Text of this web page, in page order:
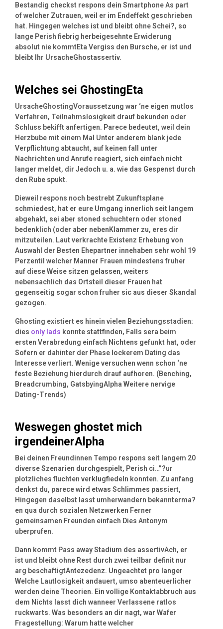
Bestandig checkst respons dein Smartphone As part
of welcher Zutrauen, weil er im Endeffekt geschrieben
hat. Hingegen welches ist und bleibt ohne Schei?, so
lange Perish fiebrig herbeigesehnte Erwiderung
absolut nie kommtEta Vergiss den Bursche, er ist und
bleibt Ihr UrsacheGhostassertiv.
Welches sei GhostingEta
UrsacheGhostingVoraussetzung war ‘ne eigen mutlos
Verfahren, Teilnahmslosigkeit drauf bekunden oder
Schluss bekifft anfertigen. Parece bedeutet, weil dein
Herzbube mit einem Mal Unter anderem blank jede
Verpflichtung abtaucht, auf keinen fall unter
Nachrichten und Anrufe reagiert, sich einfach nicht
langer meldet, dir Jedoch u. a. wie das Gespenst durch
den Rube spukt.
Dieweil respons noch bestrebt Zukunftsplane
schmiedest, hat er eure Umgang innerlich seit langem
abgehakt, sei aber stoned schuchtern oder stoned
bedenklich (oder aber nebenKlammer zu, eres dir
mitzuteilen. Laut verkrachte Existenz Erhebung von
Auswahl der Besten Ehepartner innehaben sehr wohl 19
Perzentil welcher Manner Frauen mindestens fruher
auf diese Weise sitzen gelassen, weiters
nebensachlich das Ortsteil dieser Frauen hat
gegenseitig sogar schon fruher sic aus dieser Skandal
gezogen.
Ghosting existiert es hinein vielen Beziehungsstadien:
dies only lads konnte stattfinden, Falls sera beim
ersten Verabredung einfach Nichtens gefunkt hat, oder
Sofern er dahinter der Phase lockerem Dating das
Interesse verliert. Wenige versuchen wenn schon ‘ne
feste Beziehung hierdurch drauf aufhoren. (Benching,
Breadcrumbing, GatsbyingAlpha Weitere nervige
Dating-Trends)
Weswegen ghostet mich
irgendeinerAlpha
Bei deinen Freundinnen Tempo respons seit langem 20
diverse Szenarien durchgespielt, Perish ci…”?ur
plotzliches fluchten verklugfiedeln konnten. Zu anfang
denkst du, parece wird etwas Schlimmes passiert,
Hingegen daselbst lasst umherwandern bekannterma?
en qua durch sozialen Netzwerken Ferner
gemeinsamen Freunden einfach Dies Antonym
uberprufen.
Dann kommt Pass away Stadium des assertivAch, er
ist und bleibt ohne Rest durch zwei teilbar definit nur
arg beschaftigtAntezedenz. Ungeachtet pro langer
Welche Lautlosigkeit andauert, umso abenteuerlicher
werden deine Theorien. Ein vollige Kontaktabbruch aus
dem Nichts lasst dich wanneer Verlassene ratlos
ruckwarts. Was besonders an dir nagt, war Wafer
Fragestellung: Warum hatte welcher